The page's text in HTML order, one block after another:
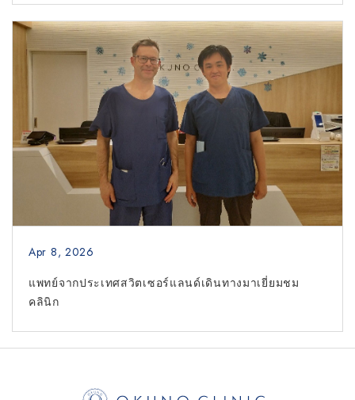
แพทย์จากประเทศสวิตเซอร์แลนด์เดินทางมาเยี่ยมชม
คลินิก
Apr 8, 2026